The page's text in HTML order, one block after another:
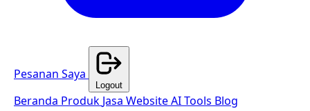
Pesanan Saya
Logout
Beranda Produk Jasa WebsiteAI Tools Blog